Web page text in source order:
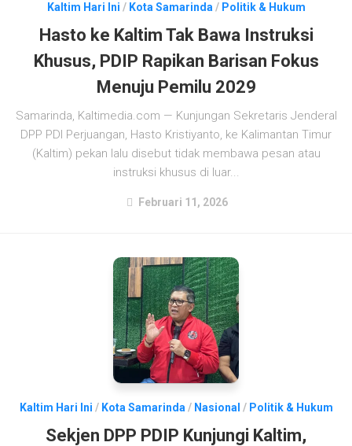
Kaltim Hari Ini / Kota Samarinda / Politik & Hukum
Hasto ke Kaltim Tak Bawa Instruksi
Khusus, PDIP Rapikan Barisan Fokus
Menuju Pemilu 2029
Samarinda, Kaltimedia.com — Kunjungan Sekretaris Jenderal
DPP PDI Perjuangan, Hasto Kristiyanto, ke Kalimantan Timur
(Kaltim) pekan lalu disebut tidak membawa pesan atau
instruksi khusus di luar...
Februari 11, 2026
Kaltim Hari Ini / Kota Samarinda / Nasional / Politik & Hukum
Sekjen DPP PDIP Kunjungi Kaltim,